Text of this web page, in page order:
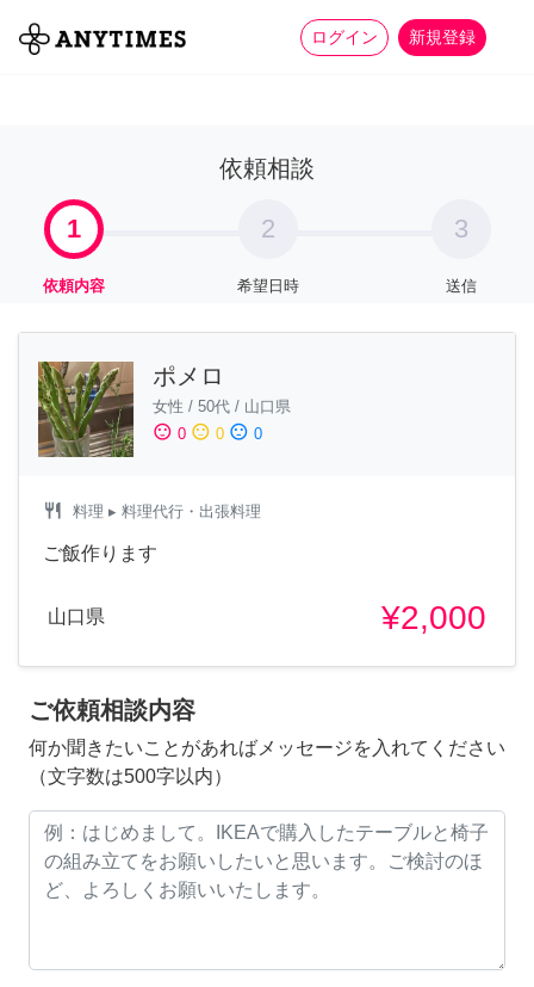
ログイン 新規登録
全て 家事 more_horiz
依頼相談
1
依頼内容
2
希望日時
3
送信
ポメロ
女性 / 50代 / 山口県
sentiment_satisfied 0 sentiment_neutral 0 sentiment_dissatisfied 0
restaurant 料理 ▸ 料理代行・出張料理
ご飯作ります
山口県 ¥2,000
ご依頼相談内容
何か聞きたいことがあればメッセージを入れてください
（文字数は500字以内）